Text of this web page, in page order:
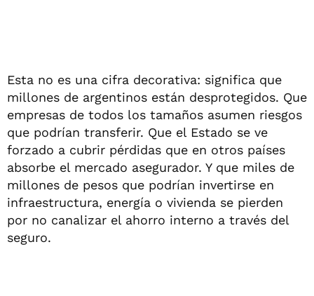
Esta no es una cifra decorativa: significa que
millones de argentinos están desprotegidos. Que
empresas de todos los tamaños asumen riesgos
que podrían transferir. Que el Estado se ve
forzado a cubrir pérdidas que en otros países
absorbe el mercado asegurador. Y que miles de
millones de pesos que podrían invertirse en
infraestructura, energía o vivienda se pierden
por no canalizar el ahorro interno a través del
seguro.